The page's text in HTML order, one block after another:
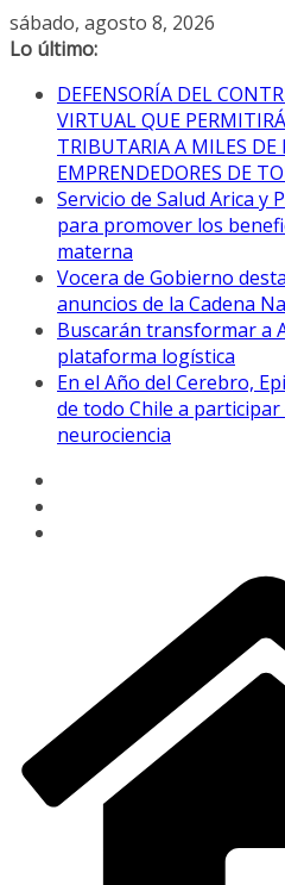
Saltar
al
sábado, agosto 8, 2026
Lo último:
DEFENSORÍA DEL
VIRTUAL QUE
TRIBUTARIA A MILES DE
EMPRENDEDORES DE
Servicio de Salud Arica y
para promover los
materna
Vocera de Gobierno
anuncios de la Cadena
Buscarán transformar a
plataforma logística
En el Año del Cerebro,
de todo Chile a
neurociencia